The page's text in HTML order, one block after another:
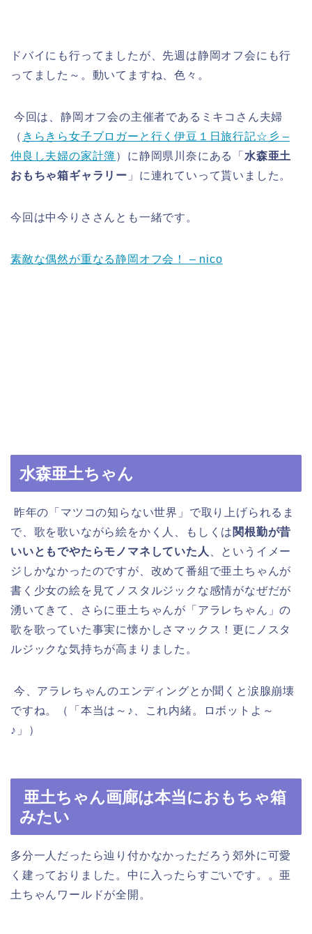
ドバイにも行ってましたが、先週は静岡オフ会にも行
ってました～。動いてますね、色々。
今回は、静岡オフ会の主催者であるミキコさん夫婦
（ きらきら女子ブロガーと行く伊豆１日旅行記☆彡 –
仲良し夫婦の家計簿）に静岡県川奈にある「 水森亜土
おもちゃ箱ギャラリー 」に連れていって貰いました。
今回は中今りささんとも一緒です。
素敵な偶然が重なる静岡オフ会！ – nico
水森亜土ちゃん
昨年の「マツコの知らない世界」で取り上げられるま
で、歌を歌いながら絵をかく人、もしくは 関根勤が昔
いいともでやたらモノマネしていた人
、というイメー
ジしかなかったのですが、改めて番組で亜土ちゃんが
書く少女の絵を見てノスタルジックな感情がなぜだが
湧いてきて、さらに亜土ちゃんが「アラレちゃん」の
歌を歌っていた事実に懐かしさマックス！更にノスタ
ルジックな気持ちが高まりました。
今、アラレちゃんのエンディングとか聞くと涙腺崩壊
ですね。（「本当は～♪、これ内緒。ロボットよ～
♪」）
亜土ちゃん画廊は本当におもちゃ箱
みたい
多分一人だったら辿り付かなかっただろう郊外に可愛
く建っておりました。中に入ったらすごいです。。亜
土ちゃんワールドが全開。